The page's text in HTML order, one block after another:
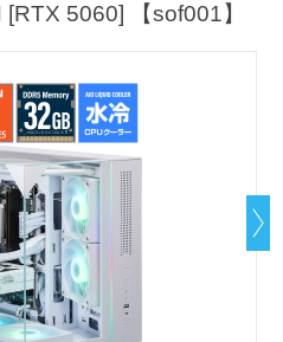
5060] 【sof001】